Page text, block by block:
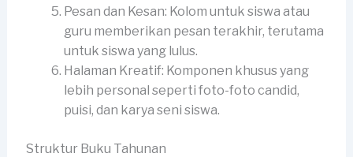
Pesan dan Kesan: Kolom untuk siswa atau
guru memberikan pesan terakhir, terutama
untuk siswa yang lulus.
Halaman Kreatif: Komponen khusus yang
lebih personal seperti foto-foto candid,
puisi, dan karya seni siswa.
Struktur Buku Tahunan